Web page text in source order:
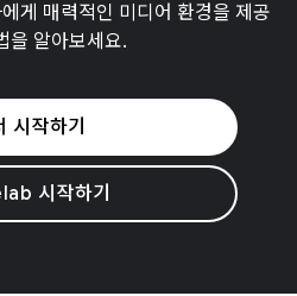
게 매력적인 미디어 환경을 제공
을 알아보세요.
시작하기
시작하기